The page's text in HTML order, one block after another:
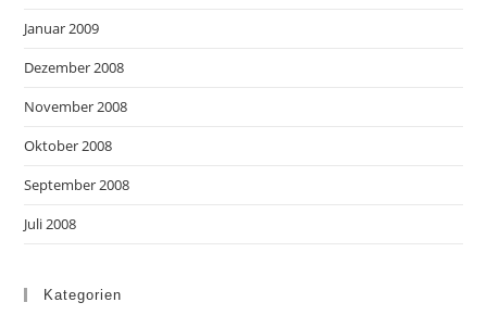
Januar 2009
Dezember 2008
November 2008
Oktober 2008
September 2008
Juli 2008
Kategorien